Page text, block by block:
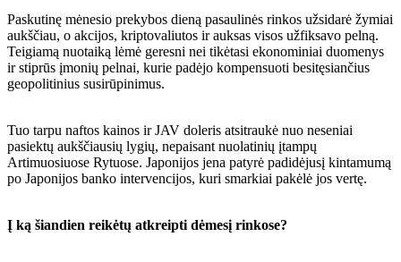
Paskutinę mėnesio prekybos dieną pasaulinės rinkos užsidarė žymiai
aukščiau, o akcijos, kriptovaliutos ir auksas visos užfiksavo pelną.
Teigiamą nuotaiką lėmė geresni nei tikėtasi ekonominiai duomenys
ir stiprūs įmonių pelnai, kurie padėjo kompensuoti besitęsiančius
geopolitinius susirūpinimus.
Tuo tarpu naftos kainos ir JAV doleris atsitraukė nuo neseniai
pasiektų aukščiausių lygių, nepaisant nuolatinių įtampų
Artimuosiuose Rytuose. Japonijos jena patyrė padidėjusį kintamumą
po Japonijos banko intervencijos, kuri smarkiai pakėlė jos vertę.
Į ką šiandien reikėtų atkreipti dėmesį rinkose?